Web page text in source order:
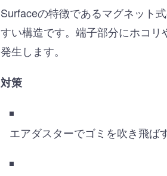
Surfaceの特徴であるマグネット
すい構造です。端子部分にホコ
発生します。
対策
エアダスターでゴミを吹き飛ば